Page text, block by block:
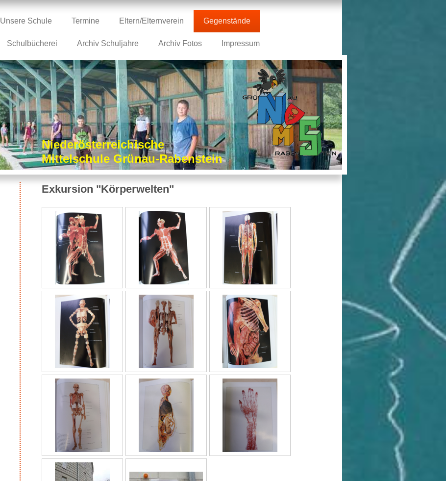
Unsere Schule Termine Eltern/Elternverein Gegenstände
Schulbücherei Archiv Schuljahre Archiv Fotos Impressum
Niederösterreichische
Mittelschule Grünau-Rabenstein
Exkursion "Körperwelten"